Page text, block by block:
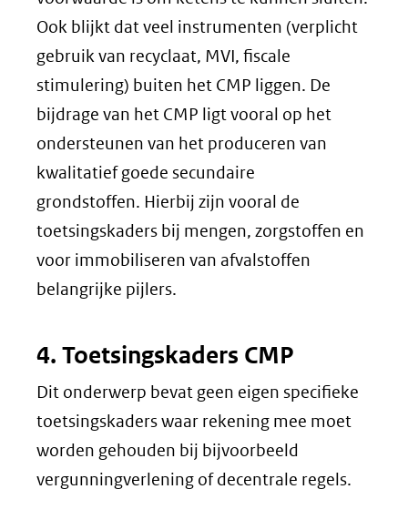
andere
Ook blijkt dat veel instrumenten (verplicht
gebruik van recyclaat, MVI, fiscale
stimulering) buiten het CMP liggen. De
bijdrage van het CMP ligt vooral op het
ondersteunen van het produceren van
kwalitatief goede secundaire
grondstoffen. Hierbij zijn vooral de
toetsingskaders bij mengen, zorgstoffen en
voor immobiliseren van afvalstoffen
belangrijke pijlers.
4. Toetsingskaders CMP
Dit onderwerp bevat geen eigen specifieke
toetsingskaders waar rekening mee moet
worden gehouden bij bijvoorbeeld
vergunningverlening of decentrale regels.